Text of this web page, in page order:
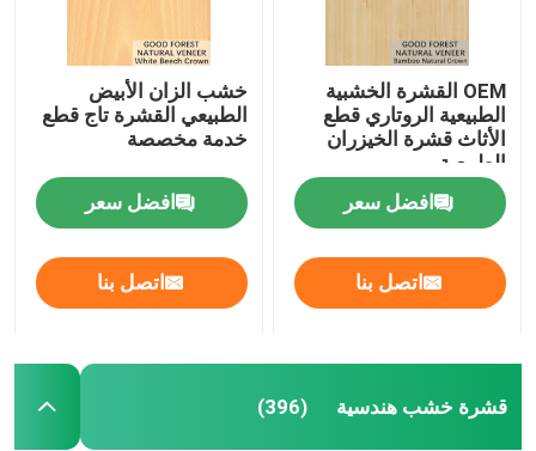
OEM القشرة الخشبية
الطبيعية الروتاري قطع
الأثاث قشرة الخيزران
الطبيعية
افضل سعر
اتصل بنا
خشب الزان الأبيض
الطبيعي القشرة تاج قطع
خدمة مخصصة
افضل سعر
اتصل بنا
قشرة خشب هندسية (396)